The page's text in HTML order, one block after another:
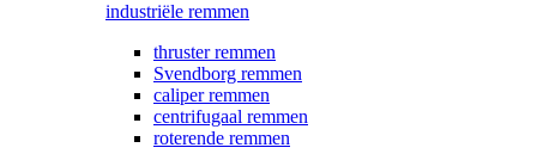
industriële remmen
thruster remmen
Svendborg remmen
caliper remmen
centrifugaal remmen
roterende remmen